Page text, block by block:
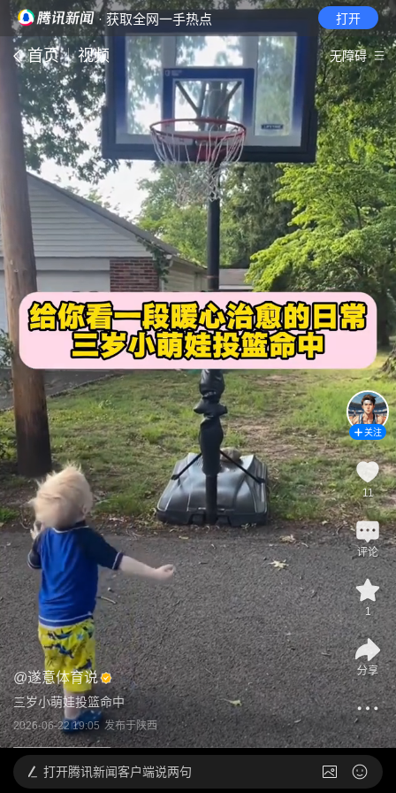
· 获取全网一手热点 打开
首页 视频 无障碍
@遂意体育说
三岁小萌娃投篮命中
2026-06-22 19:05 发布于 陕西
关注
11
评论
1
分享
打开腾讯新闻客户端说两句